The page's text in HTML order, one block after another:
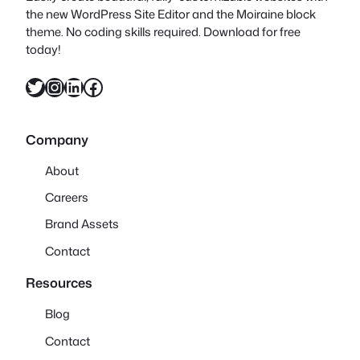
the new WordPress Site Editor and the Moiraine block
theme. No coding skills required. Download for free
today!
X InstagramLinkedIn Facebook
Company
About
Careers
Brand Assets
Contact
Resources
Blog
Contact